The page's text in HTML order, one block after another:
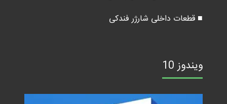
■ قطعات داخلی شارژر فندکی
ویندوز 10